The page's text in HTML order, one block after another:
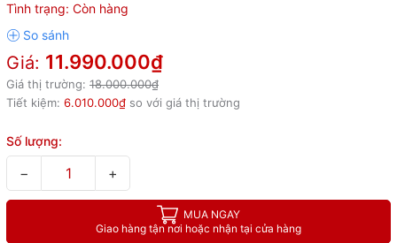
Tình trạng: Còn hàng
Giá: 11.990.000₫
Giá thị trường: 18.000.000₫
Tiết kiệm: 6.010.000₫ so với giá thị trường
Số lượng:
− +
MUA NGAY
Giao hàng tận nơi hoặc nhận tại cửa hàng